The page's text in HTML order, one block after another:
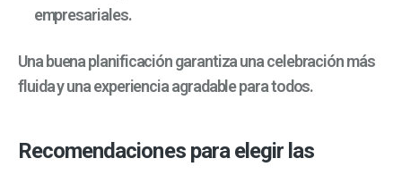
empresariales.
Una buena planificación garantiza una celebración más
fluida y una experiencia agradable para todos.
Recomendaciones para elegir las